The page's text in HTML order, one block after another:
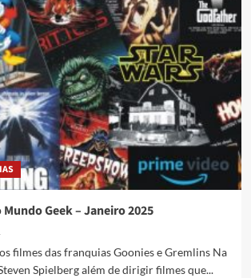
Geek – Janeiro 2025
filmes das franquias Goonies e Gremlins Na
Spielberg além de dirigir filmes que...